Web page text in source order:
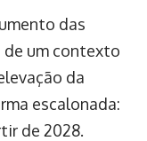
das
de um contexto
da
escalonada:
de 2028.